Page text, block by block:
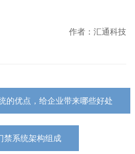
作者：汇通科技
的优点，给企业带来哪些好处
系统架构组成